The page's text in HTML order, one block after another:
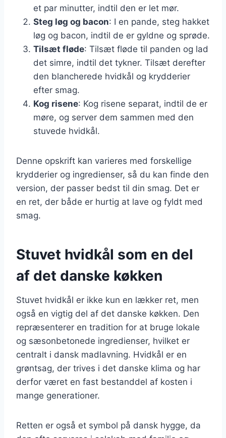
et par minutter, indtil den er let mør.
Steg løg og bacon: I en pande, steg hakket
løg og bacon, indtil de er gyldne og sprøde.
Tilsæt fløde: Tilsæt fløde til panden og lad
det simre, indtil det tykner. Tilsæt derefter
den blancherede hvidkål og krydderier
efter smag.
Kog risene: Kog risene separat, indtil de er
møre, og server dem sammen med den
stuvede hvidkål.
Denne opskrift kan varieres med forskellige
krydderier og ingredienser, så du kan finde den
version, der passer bedst til din smag. Det er
en ret, der både er hurtig at lave og fyldt med
smag.
Stuvet hvidkål som en del
af det danske køkken
Stuvet hvidkål er ikke kun en lækker ret, men
også en vigtig del af det danske køkken. Den
repræsenterer en tradition for at bruge lokale
og sæsonbetonede ingredienser, hvilket er
centralt i dansk madlavning. Hvidkål er en
grøntsag, der trives i det danske klima og har
derfor været en fast bestanddel af kosten i
mange generationer.
Retten er også et symbol på dansk hygge, da